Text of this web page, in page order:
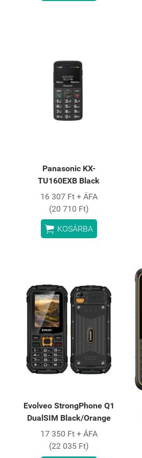
Panasonic KX-
TU160EXB Black
16 307 Ft + ÁFA
(20 710 Ft)
 KOSÁRBA
Evolveo StrongPhone Q1
DualSIM Black/Orange
17 350 Ft + ÁFA
(22 035 Ft)